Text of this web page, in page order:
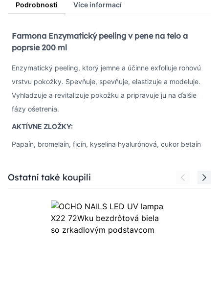
Podrobnosti Více informací
Farmona Enzymatický peeling v pene na telo a
poprsie 200 ml
Enzymatický peeling, ktorý jemne a účinne exfoliuje rohovú
vrstvu pokožky. Spevňuje, spevňuje, elastizuje a modeluje.
Vyhladzuje a revitalizuje pokožku a pripravuje ju na ďalšie
fázy ošetrenia.
AKTÍVNE ZLOŽKY:
Papaín, bromelaín, ficín, kyselina hyalurónová, cukor betaín
Press to skip carousel
Ostatní také koupili